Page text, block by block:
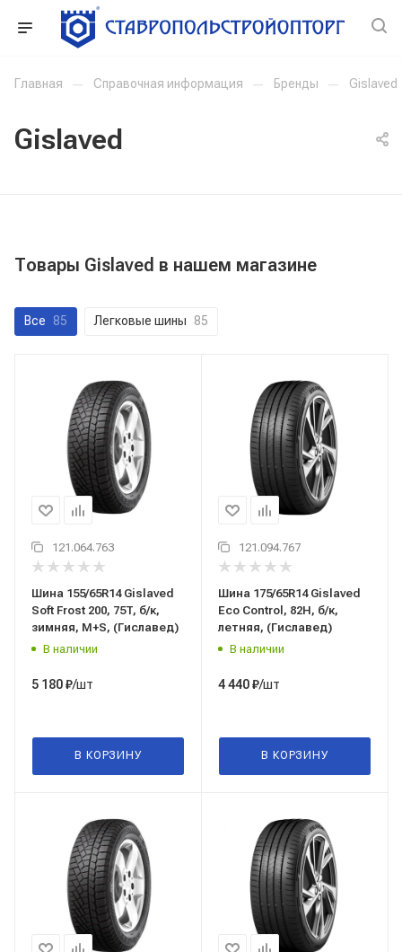
Главная — Справочная информация — Бренды — Gislaved
Gislaved
Товары Gislaved в нашем магазине
Все 85 Легковые шины 85
121.064.763
Шина 155/65R14 Gislaved
Soft Frost 200, 75T, б/к,
зимняя, M+S, (Гиславед)
В наличии
5 180₽/шт
В КОРЗИНУ
121.094.767
Шина 175/65R14 Gislaved
Eco Control, 82H, б/к,
летняя, (Гиславед)
В наличии
4 440₽/шт
В КОРЗИНУ